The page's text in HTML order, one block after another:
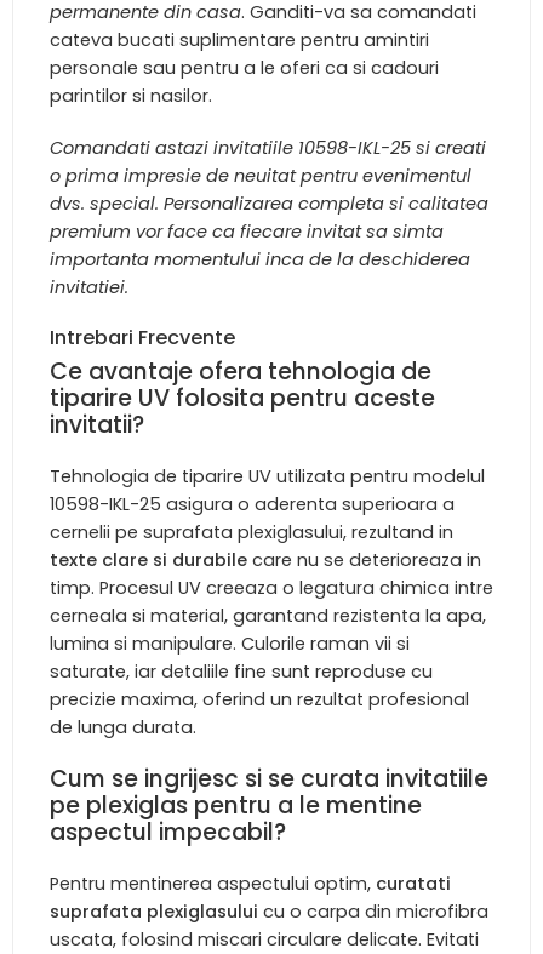
permanente din casa. Ganditi-va sa comandati
cateva bucati suplimentare pentru amintiri
personale sau pentru a le oferi ca si cadouri
parintilor si nasilor.
Comandati astazi invitatiile 10598-IKL-25 si creati
o prima impresie de neuitat pentru evenimentul
dvs. special. Personalizarea completa si calitatea
premium vor face ca fiecare invitat sa simta
importanta momentului inca de la deschiderea
invitatiei.
Intrebari Frecvente
Ce avantaje ofera tehnologia de
tiparire UV folosita pentru aceste
invitatii?
Tehnologia de tiparire UV utilizata pentru modelul
10598-IKL-25 asigura o aderenta superioara a
cernelii pe suprafata plexiglasului, rezultand in
texte clare si durabile care nu se deterioreaza in
timp. Procesul UV creeaza o legatura chimica intre
cerneala si material, garantand rezistenta la apa,
lumina si manipulare. Culorile raman vii si
saturate, iar detaliile fine sunt reproduse cu
precizie maxima, oferind un rezultat profesional
de lunga durata.
Cum se ingrijesc si se curata invitatiile
pe plexiglas pentru a le mentine
aspectul impecabil?
Pentru mentinerea aspectului optim, curatati
suprafata plexiglasului cu o carpa din microfibra
uscata, folosind miscari circulare delicate. Evitati